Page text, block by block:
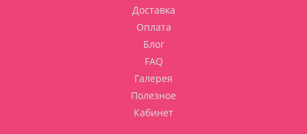
Доставка
Оплата
Блог
FAQ
Галерея
Полезное
Кабинет